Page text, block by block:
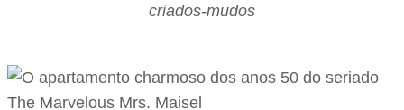
criados-mudos